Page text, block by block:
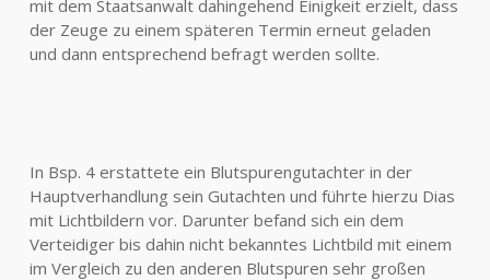
mit dem Staatsanwalt dahingehend Einigkeit erzielt, dass
der Zeuge zu einem späteren Termin erneut geladen
und dann entsprechend befragt werden sollte.
In Bsp. 4 erstattete ein Blutspurengutachter in der
Hauptverhandlung sein Gutachten und führte hierzu Dias
mit Lichtbildern vor. Darunter befand sich ein dem
Verteidiger bis dahin nicht bekanntes Lichtbild mit einem
im Vergleich zu den anderen Blutspuren sehr großen